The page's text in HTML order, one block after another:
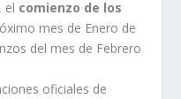
el comienzo de los
mes de Enero de
del mes de Febrero
oficiales de